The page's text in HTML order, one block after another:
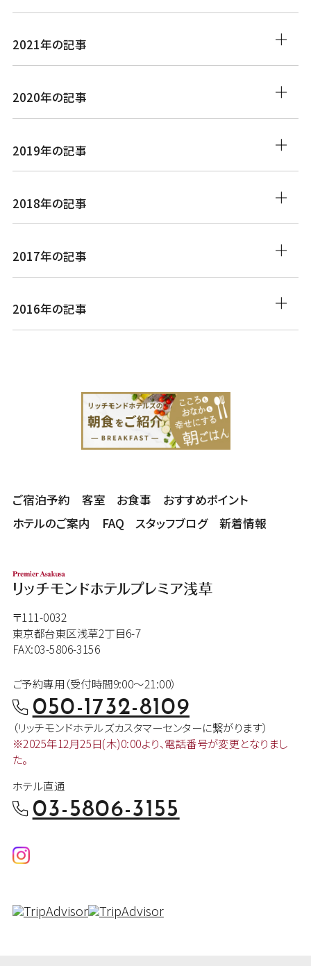
2021年の記事
2020年の記事
2019年の記事
2018年の記事
2017年の記事
2016年の記事
ご宿泊予約 客室 お食事
おすすめポイント
ホテルのご案内
FAQ スタッフブログ 新着情報
〒111-0032
東京都台東区浅草2丁目6-7
FAX:03-5806-3156
ご予約専用（受付時間9:00～21:00）
050-1732-8109
（リッチモンドホテルズカスタマーセンターに繋がります）
※2025年12月25日(木)0:00より、電話番号が変更となりまし
た。
ホテル直通
03-5806-3155